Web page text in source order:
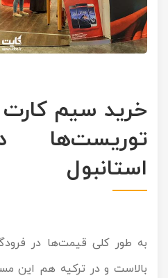
خرید سیم کارت
توریست‌ها
استانبول
به طور کلی قیمت‌ها در
بالاست و در ترکیه هم این